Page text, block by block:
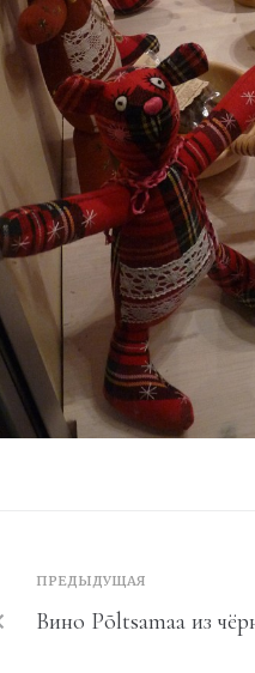
ПРЕДЫДУЩАЯ
Вино Põltsamaa из